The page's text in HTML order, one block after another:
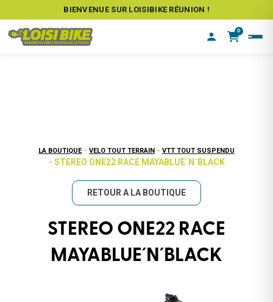
BIENVENUE SUR LOISIBIKE RÉUNION !
0
LA BOUTIQUE - VELO TOUT TERRAIN - VTT TOUT SUSPENDU
- STEREO ONE22 RACE MAYABLUE´N´BLACK
RETOUR A LA BOUTIQUE
STEREO ONE22 RACE
MAYABLUE´N´BLACK